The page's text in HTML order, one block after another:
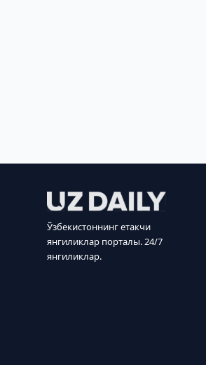
Ўзбекистоннинг етакчи
янгиликлар порталы. 24/7
янгиликлар.